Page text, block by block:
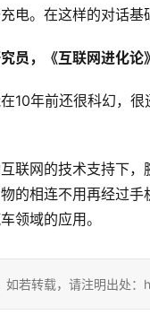
电。在这样的对话
员，《互联网进化论
年前还很科幻，很
联网的技术支持下
的相连不用再经过
领域的应用。
如若转载，请注明出